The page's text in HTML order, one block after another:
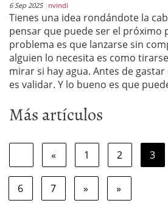
6 Sep 2025 nvindi
Tienes una idea rondándote la
pensar que puede ser el próximo
problema es que lanzarse sin
alguien lo necesita es como
mirar si hay agua. Antes de
es validar. Y lo bueno es que
Más artículos
« 1 2 3
6 7 » »